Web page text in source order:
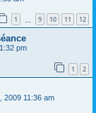
1 9 10 11 12
pm
1 2
2009 11:36 am